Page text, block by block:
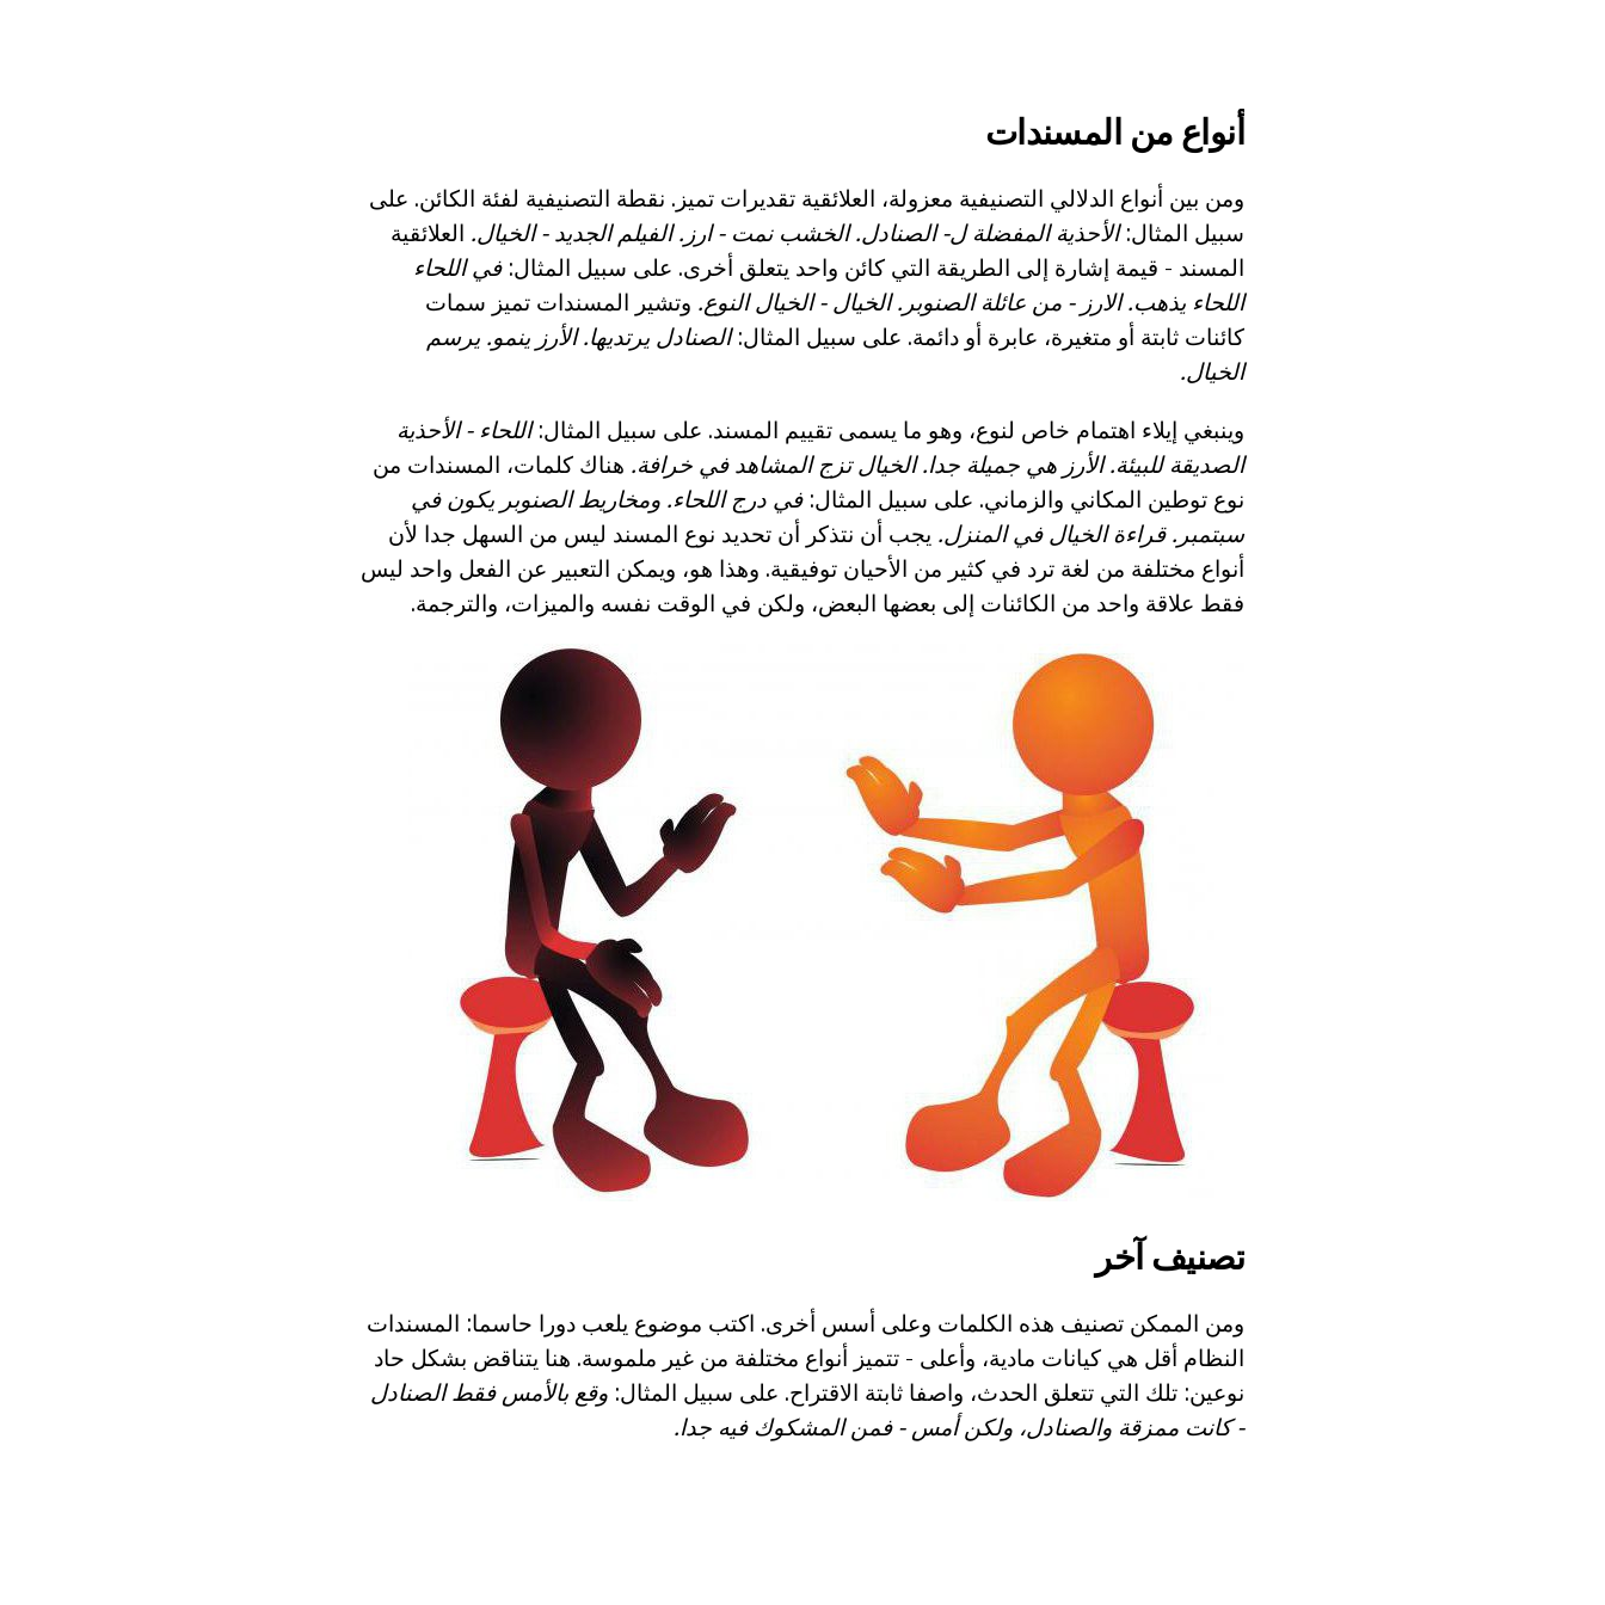
أنواع من المسندات
ومن بين أنواع الدلالي التصنيفية معزولة، العلائقية تقديرات تميز. نقطة التصنيفية لفئة الكائن. على
سبيل المثال:الأحذية المفضلة ل- الصنادل. الخشب نمت - ارز. الفيلم الجديد - الخيال. العلائقية
المسند - قيمة إشارة إلى الطريقة التي كائن واحد يتعلق أخرى. على سبيل المثال:في اللحاء
اللحاء يذهب. الارز - من عائلة الصنوبر. الخيال - الخيال النوع. وتشير المسندات تميز سمات
كائنات ثابتة أو متغيرة، عابرة أو دائمة. على سبيل المثال:الصنادل يرتديها. الأرز ينمو. يرسم
الخيال.
وينبغي إيلاء اهتمام خاص لنوع، وهو ما يسمى تقييم المسند. على سبيل المثال:اللحاء - الأحذية
الصديقة للبيئة. الأرز هي جميلة جدا. الخيال تزج المشاهد في خرافة. هناك كلمات، المسندات من
نوع توطين المكاني والزماني. على سبيل المثال:في درج اللحاء. ومخاريط الصنوبر يكون في
سبتمبر. قراءة الخيال في المنزل. يجب أن نتذكر أن تحديد نوع المسند ليس من السهل جدا لأن
أنواع مختلفة من لغة ترد في كثير من الأحيان توفيقية. وهذا هو، ويمكن التعبير عن الفعل واحد ليس
فقط علاقة واحد من الكائنات إلى بعضها البعض، ولكن في الوقت نفسه والميزات، والترجمة.
تصنيف آخر
ومن الممكن تصنيف هذه الكلمات وعلى أسس أخرى. اكتب موضوع يلعب دورا حاسما: المسندات
النظام أقل هي كيانات مادية، وأعلى - تتميز أنواع مختلفة من غير ملموسة. هنا يتناقض بشكل حاد
نوعين: تلك التي تتعلق الحدث، واصفا ثابتة الاقتراح. على سبيل المثال: وقع بالأمس فقط الصنادل
- كانت ممزقة والصنادل، ولكن أمس - فمن المشكوك فيه جدا.